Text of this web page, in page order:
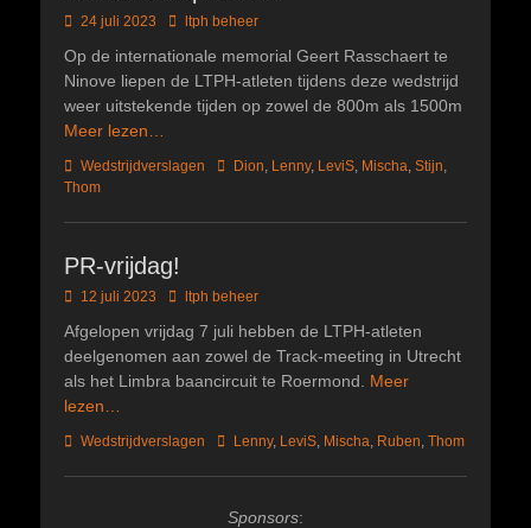
Geplaatst
24 juli 2023 Authorltph beheer
Op de internationale memorial Geert Rasschaert te
Ninove liepen de LTPH-atleten tijdens deze wedstrijd
weer uitstekende tijden op zowel de 800m als 1500m
Meer lezen…
Categorieën
Wedstrijdverslagen TagsDion, Lenny, LeviS, Mischa, Stijn,
Thom
PR-vrijdag!
Geplaatst
12 juli 2023 Authorltph beheer
Afgelopen vrijdag 7 juli hebben de LTPH-atleten
deelgenomen aan zowel de Track-meeting in Utrecht
als het Limbra baancircuit te Roermond. Meer
lezen…
Categorieën
Wedstrijdverslagen TagsLenny, LeviS, Mischa, Ruben, Thom
Sponsors: